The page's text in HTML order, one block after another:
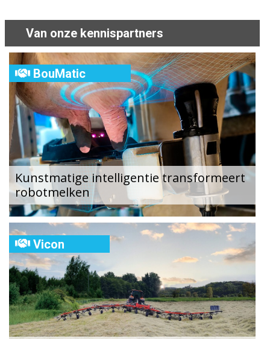
Van onze kennispartners
BouMatic
Kunstmatige intelligentie transformeert
robotmelken
Vicon